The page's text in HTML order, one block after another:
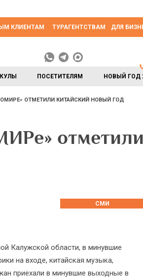
КЛИЕНТАМ ТУРАГЕНТСТВАМ ДЛЯ
ПОСЕТИТЕЛЯМ НОВЫЙ ГОД
ОТМЕТИЛИ КИТАЙСКИЙ НОВЫЙ ГОД
отметили
СМИ
Калужской области, в минувшие
на входе, китайская музыка,
приехали в минувшие выходные в